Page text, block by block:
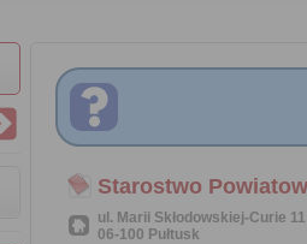
Starostwo
ul. Marii Skłodowskiej-Curie 11
06-100 Pułtusk